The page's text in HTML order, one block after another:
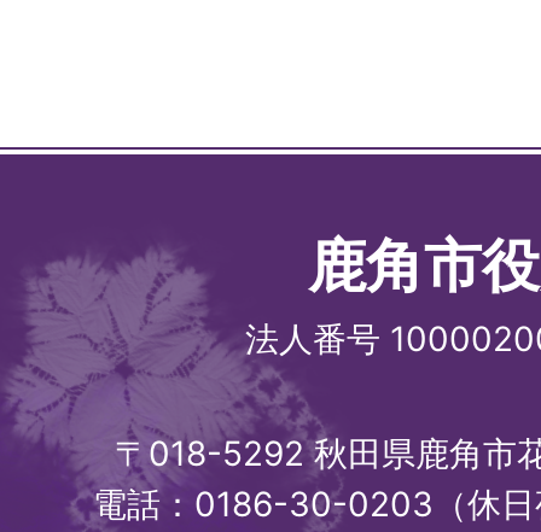
鹿角市
法人番号
〒018-5292 秋田県鹿角市
電話：0186-30-0203（休